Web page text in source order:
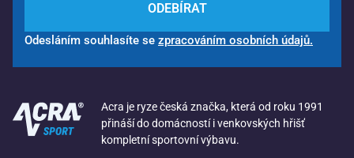
ODEBÍRAT
Odesláním souhlasíte se zpracováním osobních údajů.
Acra je ryze česká značka, která od roku 1991
přináší do domácností i venkovských hřišť
kompletní sportovní výbavu.